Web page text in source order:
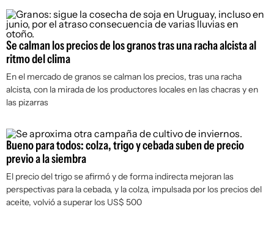
Se calman los precios de los granos tras una racha alcista al
ritmo del clima
En el mercado de granos se calman los precios, tras una racha
alcista, con la mirada de los productores locales en las chacras y en
las pizarras
Bueno para todos: colza, trigo y cebada suben de precio
previo a la siembra
El precio del trigo se afirmó y de forma indirecta mejoran las
perspectivas para la cebada, y la colza, impulsada por los precios del
aceite, volvió a superar los US$ 500